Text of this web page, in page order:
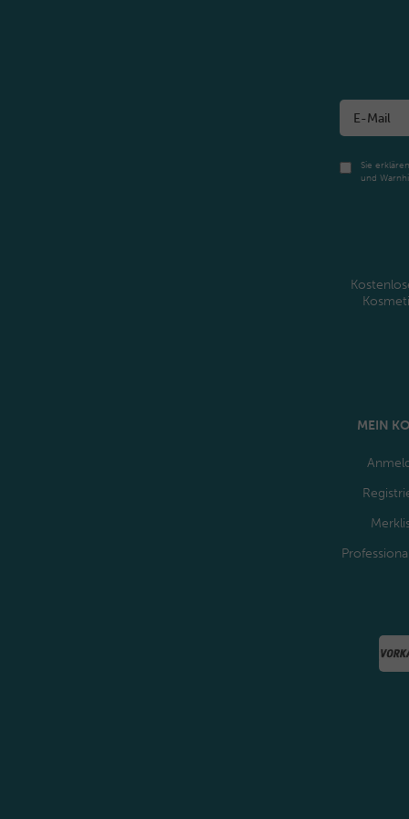
Sie
und
MEIN